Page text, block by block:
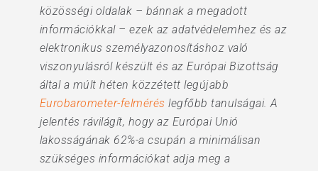
közösségi oldalak – bánnak a megadott
információkkal – ezek az adatvédelemhez és az
elektronikus személyazonosításhoz való
viszonyulásról készült és az Európai Bizottság
által a múlt héten közzétett legújabb
Eurobarometer-felmérés legfőbb tanulságai. A
jelentés rávilágít, hogy az Európai Unió
lakosságának 62%-a csupán a minimálisan
szükséges információkat adja meg a